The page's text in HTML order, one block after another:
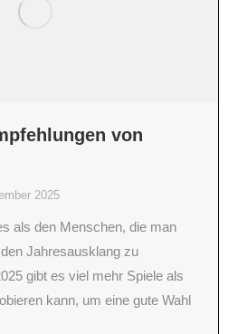
von
2025
als den Menschen, die man
Jahresausklang zu
gibt es viel mehr Spiele als
kann, um eine gute Wahl